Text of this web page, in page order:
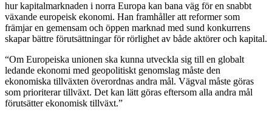
hur kapitalmarknaden i norra Europa kan bana väg för en snabbt
växande europeisk ekonomi. Han framhåller att reformer som
främjar en gemensam och öppen marknad med sund konkurrens
skapar bättre förutsättningar för rörlighet av både aktörer och kapital.
“Om Europeiska unionen ska kunna utveckla sig till en globalt
ledande ekonomi med geopolitiskt genomslag måste den
ekonomiska tillväxten överordnas andra mål. Vägval måste göras
som prioriterar tillväxt. Det kan lätt göras eftersom alla andra mål
förutsätter ekonomisk tillväxt.”